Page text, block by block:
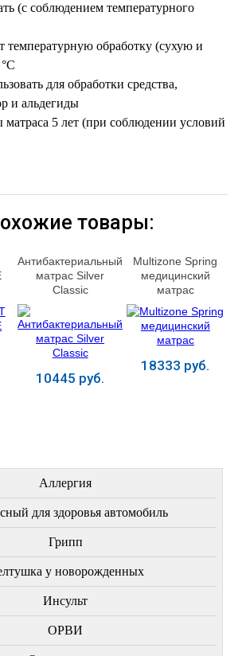
(с соблюдением температурного
температурную обработку (сухую и
для обработки средства,
и альдегиды
5 лет (при соблюдении условий
товары:
Антибактериальный
матрас Silver
Classic
10445 руб.
Multizone Spring
медицинский
матрас
18333 руб.
Аллергия
для здоровья автомобиль
Грипп
у новорожденных
Инсульт
ОРВИ